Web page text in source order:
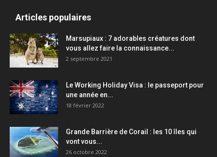
Articles populaires
Marsupiaux : 7 adorables créatures dont
vous allez faire la connaissance...
2 septembre 2021
Le Working Holiday Visa : le passeport pour
une année en...
18 février 2022
Grande Barrière de Corail : les 10 îles qui
vont vous...
26 octobre 2022